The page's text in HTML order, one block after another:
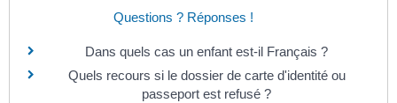
Questions ? Réponses !
Dans quels cas un enfant est-il Français ?
Quels recours si le dossier de carte d'identité ou
passeport est refusé ?